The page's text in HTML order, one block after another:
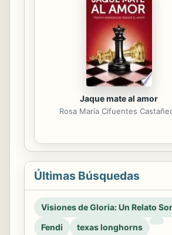
Jaque mate al amor
Rosa María Cifuentes
Últimas Búsquedas
Visiones de Gloria: Un Relato
Fendi
texas longhorns